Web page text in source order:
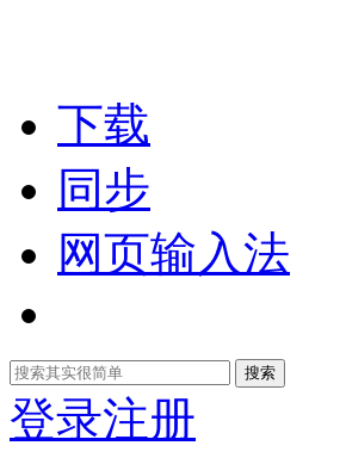
下载
同步
网页输入法
搜索
登录注册